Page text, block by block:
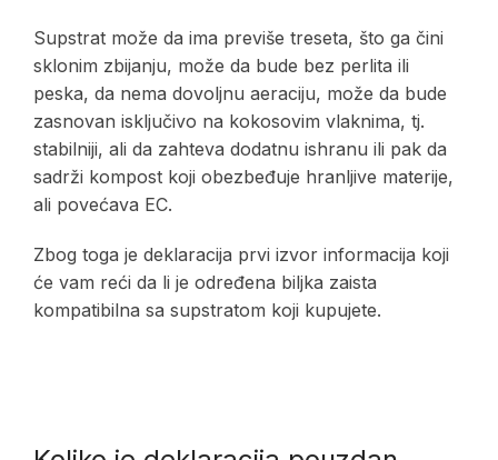
Supstrat može da ima previše treseta, što ga čini
sklonim zbijanju, može da bude bez perlita ili
peska, da nema dovoljnu aeraciju, može da bude
zasnovan isključivo na kokosovim vlaknima, tj.
stabilniji, ali da zahteva dodatnu ishranu ili pak da
sadrži kompost koji obezbeđuje hranljive materije,
ali povećava EC.
Zbog toga je deklaracija prvi izvor informacija koji
će vam reći da li je određena biljka zaista
kompatibilna sa supstratom koji kupujete.